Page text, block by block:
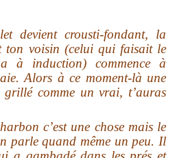
devient crousti-fondant, la
ton voisin (celui qui faisait le
à induction) commence à
Alors à ce moment-là une
grillé comme un vrai, t’auras
c’est une chose mais le
parle quand même un peu. Il